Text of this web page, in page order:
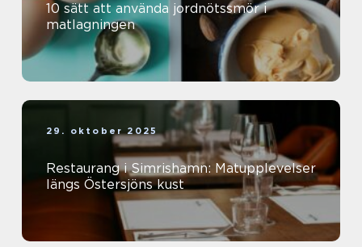
10 sätt att använda jordnötssmör i
matlagningen
29. oktober 2025
Restaurang i Simrishamn: Matupplevelser
längs Östersjöns kust